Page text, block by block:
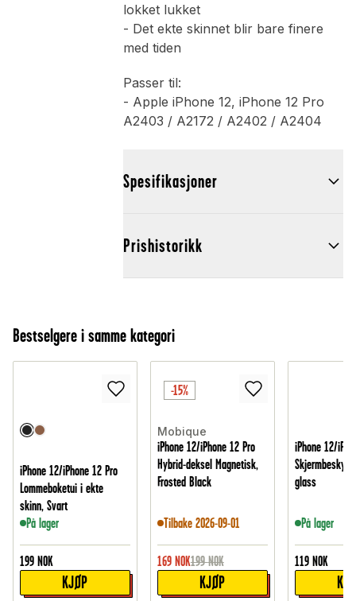
lokket lukket
- Det ekte skinnet blir bare finere
med tiden
Passer til:
- Apple iPhone 12, iPhone 12 Pro
A2403 / A2172 / A2402 / A2404
Spesifikasjoner
Prishistorikk
Bestselgere i samme kategori
iPhone 12/iPhone 12 Pro
Lommeboketui i ekte
skinn, Svart
På lager
199 NOK
KJØP
-15%
Mobique
iPhone 12/iPhone 12 Pro
Hybrid-deksel Magnetisk,
Frosted Black
Tilbake 2026-09-01
169 NOK199 NOK
KJØP
iPhone 12/
glass
På lager
119 NOK